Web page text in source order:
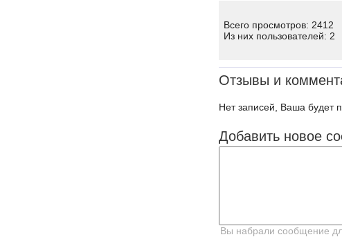
Всего просмотров: 2412
Из них пользователей: 2
Отзывы и
Нет записей, Ваша будет
Добавить новое